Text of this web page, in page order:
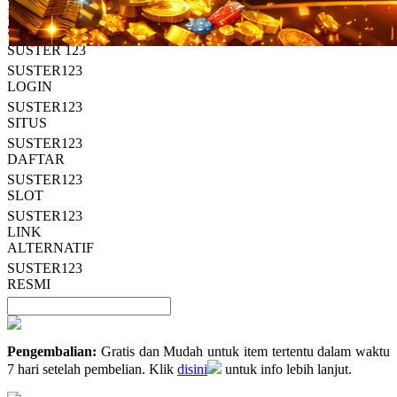
Read
13
Reviews.
Tautan
halaman
yang
sama.
HT OFFICIAL
SUSTER123
SUSTER 123
SUSTER123
LOGIN
SUSTER123
SITUS
SUSTER123
DAFTAR
SUSTER123
SLOT
SUSTER123
LINK
ALTERNATIF
SUSTER123
RESMI
Pengembalian: Gratis dan Mudah untuk item tertentu dalam waktu
7 hari setelah pembelian. Klik disini untuk info lebih lanjut.